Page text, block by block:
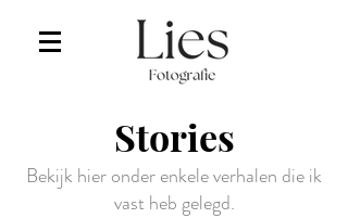
Stories
Bekijk hier onder enkele verhalen die ik
vast heb gelegd.